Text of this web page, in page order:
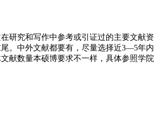
研究和写作中参考或引证过的主要文献资
。中外文献都要有，尽量选择近3—5年内
献数量本硕博要求不一样，具体参照学院